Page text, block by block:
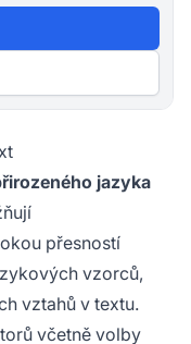
jazyka
přesností
vzorců,
vztahů v textu.
včetně volby